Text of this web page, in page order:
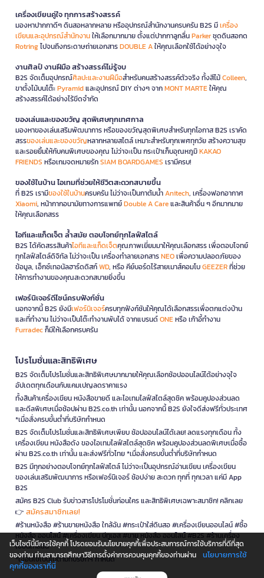
เครื่องเขียนคู่ใจ ทุกการสร้างสรรค์
มองหาปากกาดีๆ ดินสอหลากหลาย หรืออุปกรณ์สำนักงานครบครัน B2S มีเครื่อง
เขียนและอุปกรณ์สำนักงานให้เลือกมากมาย ตั้งแต่ปากกาลูกลื่นParkerชุดดินสอกด
Rotringไปจนถึงกระดาษถ่ายเอกสารDOUBLE Aให้คุณเลือกใช้ได้อย่างจุใจ
งานศิลป์ งานฝีมือ สร้างสรรค์ไม่รู้จบ
B2S จัดเต็มอุปกรณ์ศิลปะและงานฝีมือสำหรับคนสร้างสรรค์ตัวจริง ทั้งสีไม้Colleen,
ขาตั้งไม้บนโต๊ะPyramidและอุปกรณ์ DIY ต่างๆ จากMONT MARTEให้คุณ
สร้างสรรค์ได้อย่างไร้ขีดจำกัด
ของเล่นและของขวัญ สุดพิเศษทุกเทศกาล
มองหาของเล่นเสริมพัฒนาการ หรือของขวัญสุดพิเศษสำหรับทุกโอกาส B2S เราคัด
สรรของเล่นและของขวัญหลากหลายสไตล์ เหมาะสำหรับทุกเพศทุกวัย สร้างความสุข
และรอยยิ้มให้กับคนพิเศษของคุณ ไม่ว่าจะเป็น กระเป๋าเก็บอุณหภูมิKAKAO
FRIENDS หรือเกมจดหมายรักSIAM BOARDGAMES เรามีครบ!
ของใช้ในบ้าน ไอเทมที่ช่วยให้ชีวิตสะดวกสบายขึ้น
ที่ B2S เรามีของใช้ในบ้านครบครัน ไม่ว่าจะเป็นกาต้มน้ำAnitech, เครื่องฟอกอากาศ
Xiaomi, หน้ากากอนามัยทางการแพทย์Double A Careและสินค้าอื่น ๆ อีกมากมาย
ให้คุณเลือกสรร
ไอทีและแก็ดเจ็ต ล้ำสมัย ตอบโจทย์ทุกไลฟ์สไตล์
B2S ได้คัดสรรสินค้าไอทีและแก็ดเจ็ตคุณภาพเยี่ยมมาให้คุณเลือกสรร เพื่อตอบโจทย์
ทุกไลฟ์สไตล์ดิจิทัล ไม่ว่าจะเป็น เครื่องทำลายเอกสารNEOเพื่อความปลอดภัยของ
ข้อมูล, เอ็กซ์เทอนัลฮาร์ดดิสก์WD, หรือ คีย์บอร์ดไร้สายเมาส์คอมโบGEEZERที่ช่วย
ให้การทำงานของคุณสะดวกสบายยิ่งขึ้น
เฟอร์นิเจอร์ดีไซน์ครบฟังก์ชั่น
นอกจากนี้ B2S ยังมีเฟอร์นิเจอร์ครบทุกฟังก์ชันให้คุณได้เลือกสรรเพื่อตกแต่งบ้าน
และที่ทำงาน ไม่ว่าจะเป็นโต๊ะทำงานพับได้ จากแบรนด์ONEหรือ เก้าอี้ทำงาน
Furradecก็มีให้เลือกครบครัน
โปรโมชั่นและสิทธิพิเศษ
B2S จัดเต็มโปรโมชั่นและสิทธิพิเศษมากมายให้คุณเลือกช้อปออนไลน์ได้อย่างจุใจ
อัปเดตทุกเดือนกับแคมเปญลดราคาแรง
ทั้งสินค้าเครื่องเขียน หนังสือขายดี และไอเทมไลฟ์สไตล์สุดชิค พร้อมคูปองส่วนลด
และดีลพิเศษเมื่อช้อปผ่าน B2S.co.th เท่านั้น นอกจากนี้ B2S ยังใจดีส่งฟรีทั่วประเทศ
*เมื่อสั่งครบขั้นต่ำที่บริษัทกำหนด
B2S จัดเต็มโปรโมชั่นและสิทธิพิเศษเพียบ ช้อปออนไลน์ได้เลย! ลดแรงทุกเดือน ทั้ง
เครื่องเขียน หนังสือดัง ของไอเทมไลฟ์สไตล์สุดชิค พร้อมคูปองส่วนลดพิเศษเมื่อซื้อ
ผ่าน B2S.co.th เท่านั้น และส่งฟรีทั่วไทย *เมื่อสั่งครบขั้นต่ำที่บริษัทกำหนด
B2S มีทุกอย่างตอบโจทย์ทุกไลฟ์สไตล์ ไม่ว่าจะเป็นอุปกรณ์อ่านเขียน เครื่องเขียน
ของเล่นเสริมพัฒนาการ หรือเฟอร์นิเจอร์ ช้อปง่าย สะดวก ทุกที่ ทุกเวลา แค่มี App
B2S
สมัคร B2S Club รับข่าวสารโปรโมชั่นก่อนใคร และสิทธิพิเศษเฉพาะสมาชิก! คลิกเลย
👉 สมัครสมาชิกเลย!
#ร้านหนังสือ #ร้านขายหนังสือ ใกล้ฉัน #กระเป๋าใส่ดินสอ #เครื่องเขียนออนไลน์ #ซื้อ
หนังสือ ออนไลน์ #เครื่องเขียน บีทูเอส #ขาย หนังสือ ออนไลน์ #B2S #ร้านเครื่อง
เขียนใกล้ฉัน
*เงื่อนไขเป็นไปตามที่บริษัทฯ กำหนด
เว็บไซต์นี้มีการใช้คุกกี้ โปรดยอมรับนโยบายคุกกี้เพื่อประสบการณ์การใช้บริการที่ดีที่สุด
ของท่าน ท่านสามารถศึกษาวิธีการตั้งค่าการควบคุมคุกกี้ของท่านผ่าน
นโยบายการใช้
คุกกี้ของเราที่นี่